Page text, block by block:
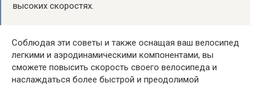
высоких скоростях.
Соблюдая эти советы и также оснащая ваш велосипед
легкими и аэродинамическими компонентами, вы
сможете повысить скорость своего велосипеда и
наслаждаться более быстрой и преодолимой